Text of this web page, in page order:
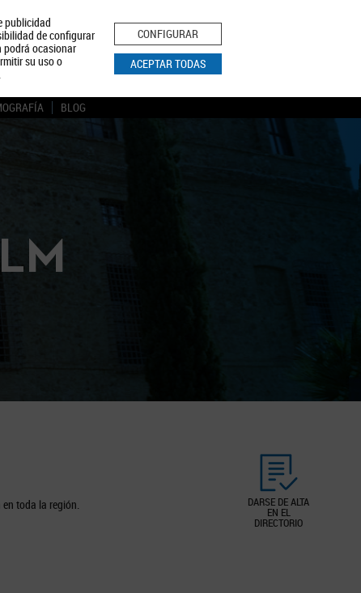
publicidad
de configurar
podrá ocasionar
su uso o
.
CONFIGURAR
ACEPTAR TODAS
de Privacidad Aviso Legal Política de Cookies
BUSCAR
BLOG
DARSE DE ALTA
EN EL
DIRECTORIO
toda la región.